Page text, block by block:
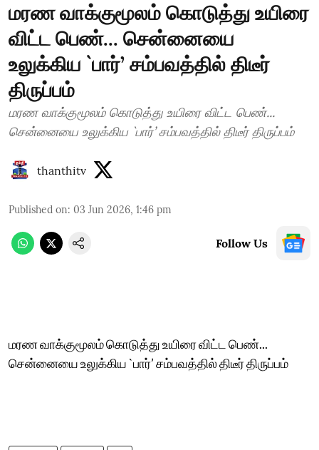
மரண வாக்குமூலம் கொடுத்து உயிரை
விட்ட பெண்... சென்னையை
உலுக்கிய `பார்’ சம்பவத்தில் திடீர்
திருப்பம்
மரண வாக்குமூலம் கொடுத்து உயிரை விட்ட பெண்...
சென்னையை உலுக்கிய `பார்’ சம்பவத்தில் திடீர் திருப்பம்
thanthitv
Published on: 03 Jun 2026, 1:46 pm
Follow Us
மரண வாக்குமூலம் கொடுத்து உயிரை விட்ட பெண்...
சென்னையை உலுக்கிய `பார்’ சம்பவத்தில் திடீர் திருப்பம்